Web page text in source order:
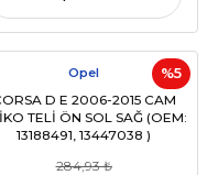
%5
Opel
D E 2006-2015 CAM
TELİ ÖN SOL SAĞ (OEM:
13188491, 13447038 )
284,93 ₺